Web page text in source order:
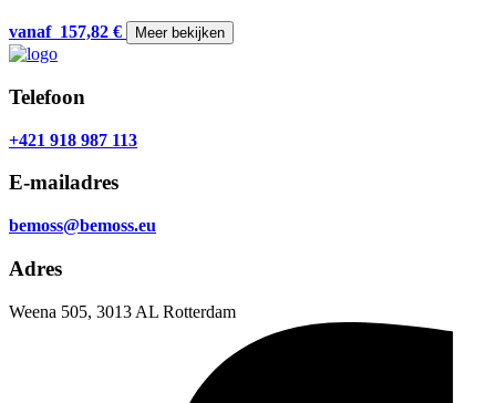
vanaf 157,82 € Meer bekijken
Telefoon
+421 918 987 113
E-mailadres
bemoss@bemoss.eu
Adres
Weena 505, 3013 AL Rotterdam